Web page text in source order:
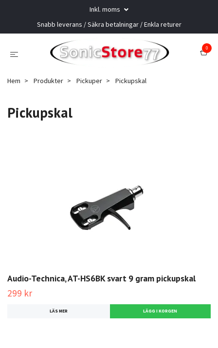
Inkl. moms
Snabb leverans / Säkra betalningar / Enkla returer
0
Hem Produkter Pickuper Pickupskal
Pickupskal
Audio-Technica, AT-HS6BK svart 9 gram pickupskal
299 kr
LÄS MER